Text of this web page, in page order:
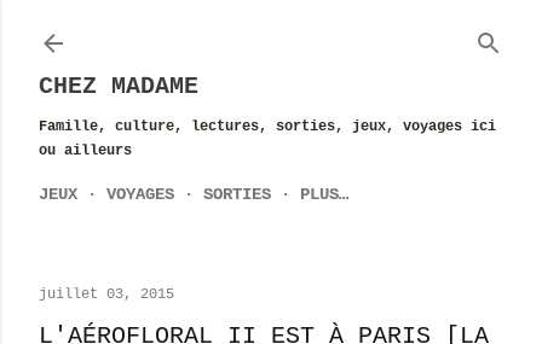
CHEZ MADAME
Famille, culture, lectures, sorties, jeux, voyages ici
ou ailleurs
JEUX VOYAGES SORTIES PLUS…
juillet 03, 2015
L'AÉROFLORAL II EST À PARIS [LA